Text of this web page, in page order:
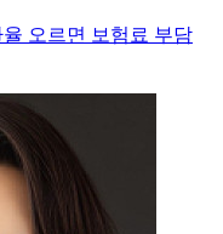
오르면 보험료 부담